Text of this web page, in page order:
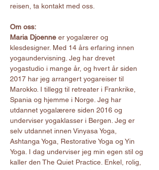
reisen, ta kontakt med oss.
Om oss:
Maria Djoenne er yogalærer og
klesdesigner. Med 14 års erfaring innen
yogaundervisning. Jeg har drevet
yogastudio i mange år, og hvert år siden
2017 har jeg arrangert yogareiser til
Marokko. I tillegg til retreater i Frankrike,
Spania og hjemme i Norge. Jeg har
utdannet yogalærere siden 2016 og
underviser yogaklasser i Bergen. Jeg er
selv utdannet innen Vinyasa Yoga,
Ashtanga Yoga, Restorative Yoga og Yin
Yoga. I dag underviser jeg min egen stil og
kaller den The Quiet Practice. Enkel, rolig,